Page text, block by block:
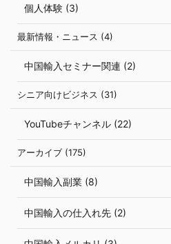
個人体験 (3)
最新情報・ニュース (4)
中国輸入セミナー関連 (2)
シニア向けビジネス (31)
YouTubeチャンネル (22)
アーカイブ (175)
中国輸入副業 (8)
中国輸入の仕入れ先 (2)